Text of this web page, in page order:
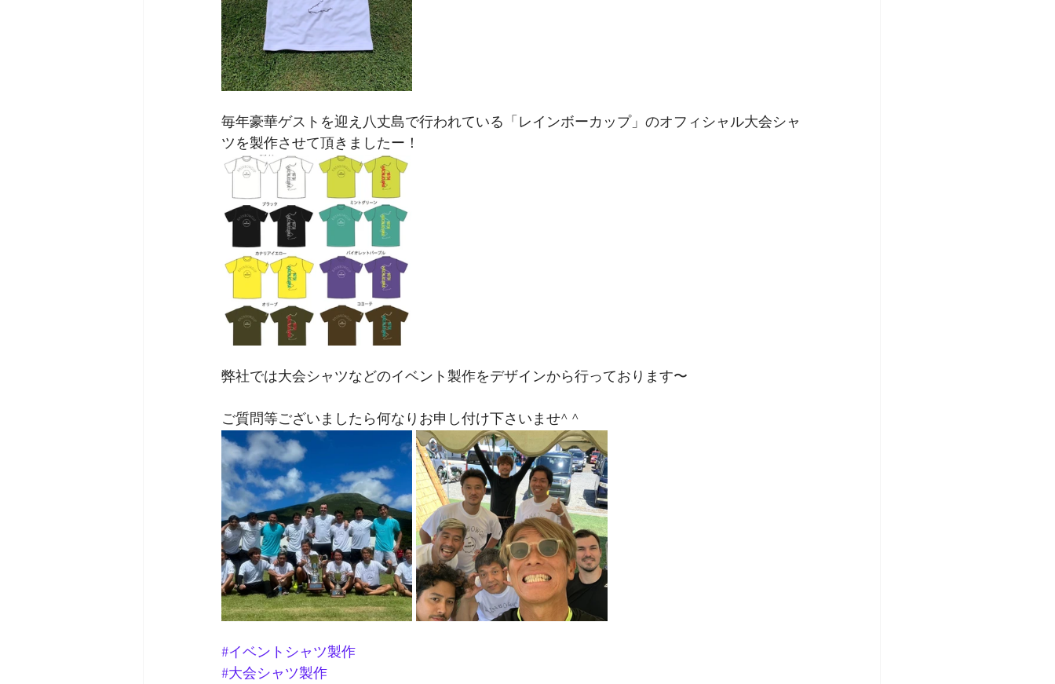
毎年豪華ゲストを迎え八丈島で行われている「レインボーカップ」のオフィシャル大会シャ
ツを製作させて頂きましたー！
弊社では大会シャツなどのイベント製作をデザインから行っております〜
ご質問等ございましたら何なりお申し付け下さいませ^ ^
#イベントシャツ製作
#大会シャツ製作